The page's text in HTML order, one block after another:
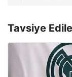
Tavsiye